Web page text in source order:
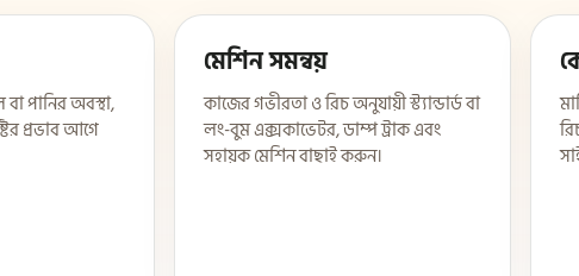
পানির অবস্থা,
প্রভাব আগে
মেশিন সমন্বয়
কাজের গভীরতা ও রিচ অনুযায়ী স্ট্যান্ডার্ড বা
লং-বুম এক্সকাভেটর, ডাম্প ট্রাক এবং
সহায়ক মেশিন বাছাই করুন।